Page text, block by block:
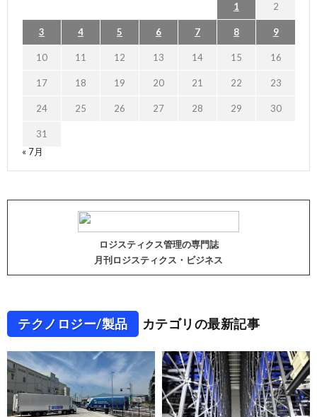
1 2
3 4 5 6 7 8 9
10 11 12 13 14 15 16
17 18 19 20 21 22 23
24 25 26 27 28 29 30
31
« 7月
ロジスティクス管理の専門誌
月刊ロジスティクス・ビジネス
テクノロジー/製品 カテゴリの最新記事